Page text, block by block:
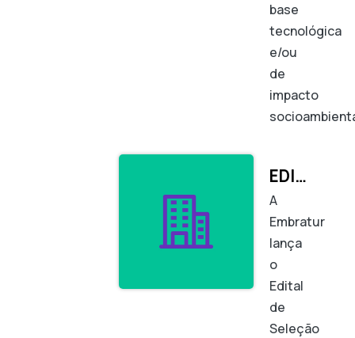
base
tecnológica
e/ou
de
impacto
EDITAL DE SELEÇÃO PÚBLICA DE PATROCÍNIOS
A
Embratur
lança
o
Edital
de
Seleção